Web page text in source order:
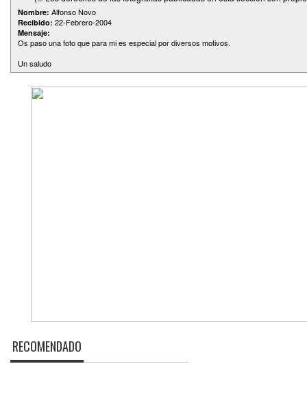
Nombre: Alfonso Novo
Recibido: 22-Febrero-2004
Mensaje:
Os paso una foto que para mi es especial por diversos motivos.
Un saludo
RECOMENDADO